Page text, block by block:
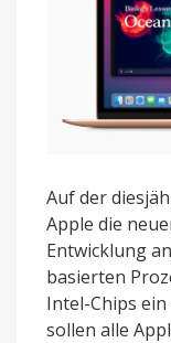
Auf der
Apple die
Entwicklung
basierten
Intel-Chips ein
sollen alle